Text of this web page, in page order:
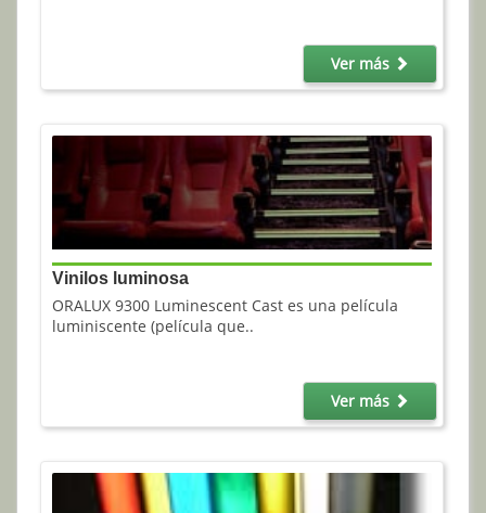
Ver más
Vinilos luminosa
ORALUX 9300 Luminescent Cast es una película
luminiscente (película que..
Ver más